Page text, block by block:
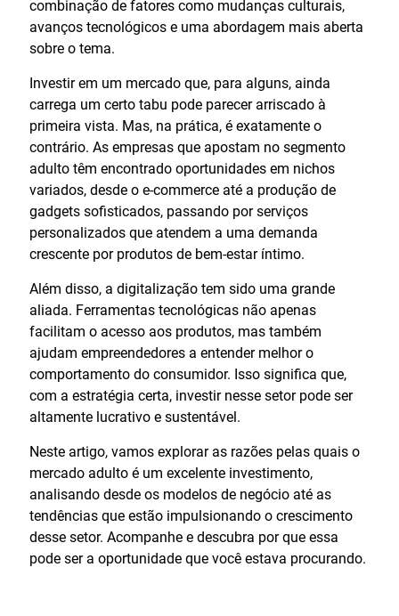
combinação de fatores como mudanças culturais,
avanços tecnológicos e uma abordagem mais aberta
sobre o tema.
Investir em um mercado que, para alguns, ainda
carrega um certo tabu pode parecer arriscado à
primeira vista. Mas, na prática, é exatamente o
contrário. As empresas que apostam no segmento
adulto têm encontrado oportunidades em nichos
variados, desde o e-commerce até a produção de
gadgets sofisticados, passando por serviços
personalizados que atendem a uma demanda
crescente por produtos de bem-estar íntimo.
Além disso, a digitalização tem sido uma grande
aliada. Ferramentas tecnológicas não apenas
facilitam o acesso aos produtos, mas também
ajudam empreendedores a entender melhor o
comportamento do consumidor. Isso significa que,
com a estratégia certa, investir nesse setor pode ser
altamente lucrativo e sustentável.
Neste artigo, vamos explorar as razões pelas quais o
mercado adulto é um excelente investimento,
analisando desde os modelos de negócio até as
tendências que estão impulsionando o crescimento
desse setor. Acompanhe e descubra por que essa
pode ser a oportunidade que você estava procurando.